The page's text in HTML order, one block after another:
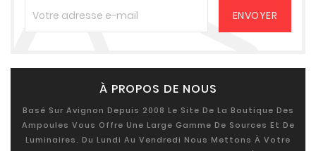
À PROPOS DE NOUS
Basé Sur Avignon Depuis 2008 Le Site De La Boutique Des
Ampoules Vous Offre Une Large Gamme De Sources Et De
Luminaires. Du Lundi Au Vendredi Nous Mettons À Votre